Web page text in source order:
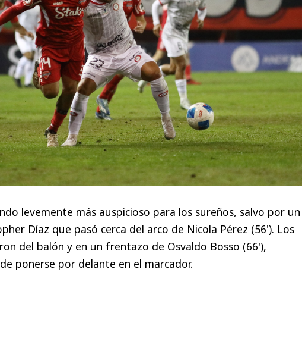
levemente más auspicioso para los sureños, salvo por un
Díaz que pasó cerca del arco de Nicola Pérez (56'). Los
del balón y en un frentazo de Osvaldo Bosso (66'),
ponerse por delante en el marcador.